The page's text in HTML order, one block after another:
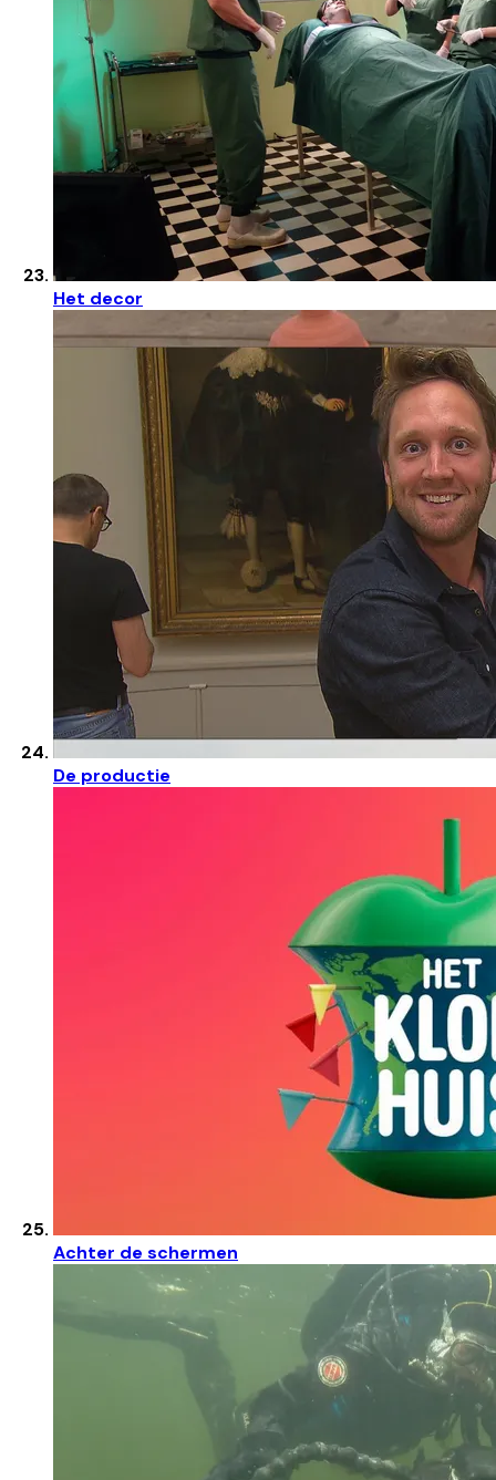
Het decor
De productie
Achter de schermen